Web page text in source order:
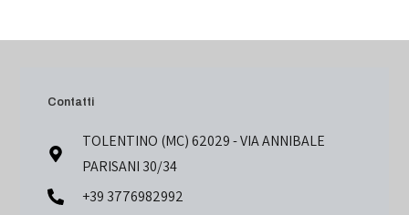
Contatti
TOLENTINO (MC) 62029 - VIA ANNIBALE
PARISANI 30/34
+39 3776982992